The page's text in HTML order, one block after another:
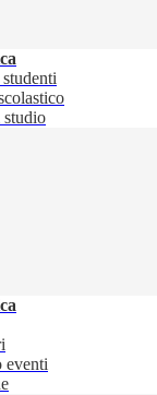
studio
eventi